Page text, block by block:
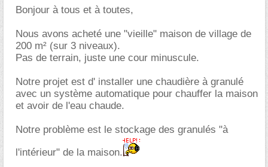
Bonjour à tous et à toutes,
Nous avons acheté une "vieille" maison de village de
200 m² (sur 3 niveaux).
Pas de terrain, juste une cour minuscule.
Notre projet est d' installer une chaudière à granulé
avec un système automatique pour chauffer la maison
et avoir de l'eau chaude.
Notre problème est le stockage des granulés "à
l'intérieur" de la maison.